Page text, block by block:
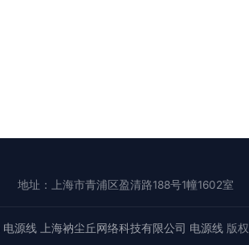
地址：上海市青浦区盈清路188号1幢1602室
电源线 上海衲尘丘网络科技有限公司 电源线版